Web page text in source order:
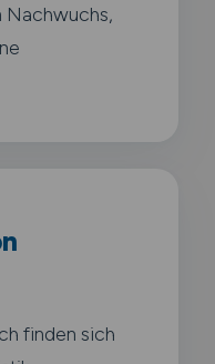
Nachwuchs,
finden sich